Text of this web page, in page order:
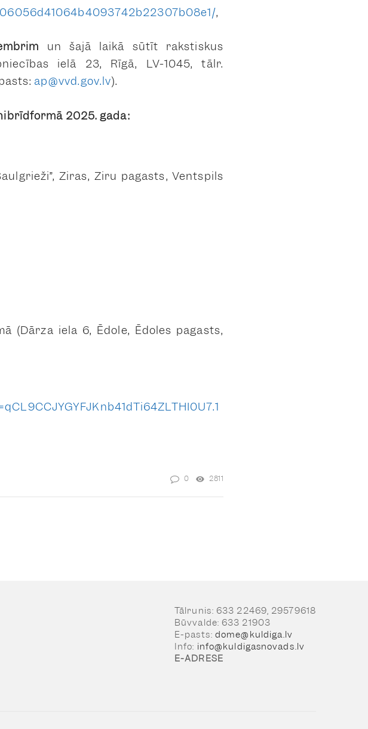
,
un šajā laikā sūtīt rakstiskus
ielā 23, Rīgā, LV-1045, tālr.
ap@vvd.gov.lv).
2025. gada:
Ziras, Ziru pagasts, Ventspils
(Dārza iela 6, Ēdole, Ēdoles pagasts,
0 2811
Tālrunis: 633 22469, 29579618
Būvvalde: 633 21903
E-pasts: dome@kuldiga.lv
Info: info@kuldigasnovads.lv
E-ADRESE